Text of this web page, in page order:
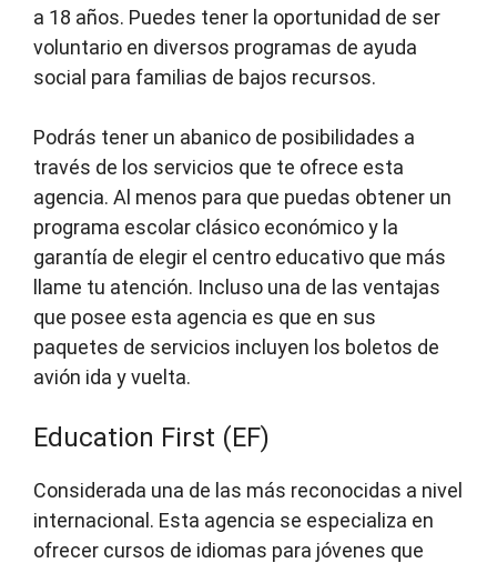
a 18 años. Puedes tener la oportunidad de ser
voluntario en diversos programas de ayuda
social para familias de bajos recursos.
Podrás tener un abanico de posibilidades a
través de los servicios que te ofrece esta
agencia. Al menos para que puedas obtener un
programa escolar clásico económico y la
garantía de elegir el centro educativo que más
llame tu atención. Incluso una de las ventajas
que posee esta agencia es que en sus
paquetes de servicios incluyen los boletos de
avión ida y vuelta.
Education First (EF)
Considerada una de las más reconocidas a nivel
internacional. Esta agencia se especializa en
ofrecer cursos de idiomas para jóvenes que